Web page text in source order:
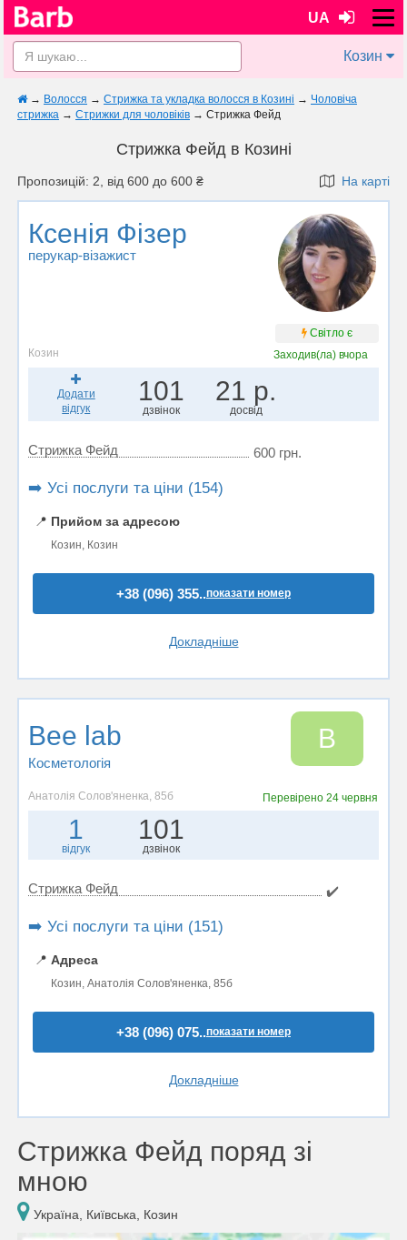
UA
Козин
→ Волосся → Стрижка та укладка волосся в Козині → Чоловіча
стрижка → Стрижки для чоловіків → Стрижка Фейд
Стрижка Фейд в Козині
Пропозицій: 2, від 600 до 600 ₴ На карті
Ксенія Фізер
перукар-візажист
Світло є
Козин
Заходив(ла) вчора
Додати
відгук
101
дзвінок
21 р.
досвід
Стрижка Фейд 600 грн.
➡️ Усі послуги та ціни (154)
📍 Прийом за адресою
Козин, Козин
+38 (096) 355..показати номер
Докладніше
Bee lab
Косметологія
B
Анатолія Солов'яненка, 85б Перевірено24 червня
1
відгук
101
дзвінок
Стрижка Фейд ✔️
➡️ Усі послуги та ціни (151)
📍 Адреса
Козин, Анатолія Солов'яненка, 85б
+38 (096) 075..показати номер
Докладніше
Стрижка Фейд поряд зі
мною
Україна, Київська, Козин